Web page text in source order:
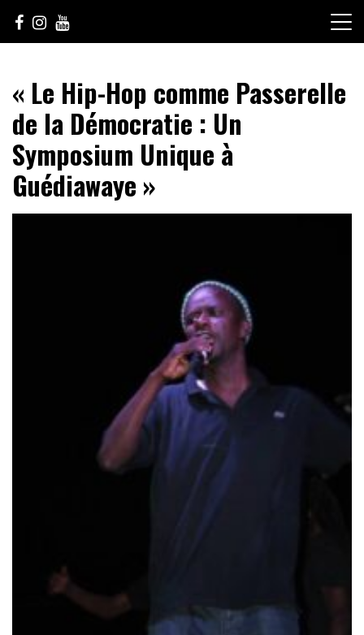
content
sunuculture
« Le Hip-Hop comme Passerelle
de la Démocratie : Un
Symposium Unique à
Guédiawaye »